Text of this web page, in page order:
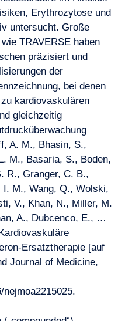
Erythrozytose und
untersucht. Große
TRAVERSE haben
präzisiert und
der
bei denen
kardiovaskulären
gleichzeitig
A. M., Bhasin, S.,
M., Basaria, S., Boden,
R., Granger, C. B.,
I. M., Wang, Q., Wolski,
V., Khan, N., Miller, M.
A., Dubcenco, E., …
Ersatztherapie [auf
Journal of Medicine,
.